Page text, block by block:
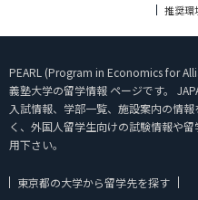
推奨環
PEARL (Program in Economics for
義塾大学の留学情報 ページです。
入試情報、学部一覧、施設案内の情
く、外国人留学生向けの試験情報や
用下さい。
東京都の大学から留学先を探す